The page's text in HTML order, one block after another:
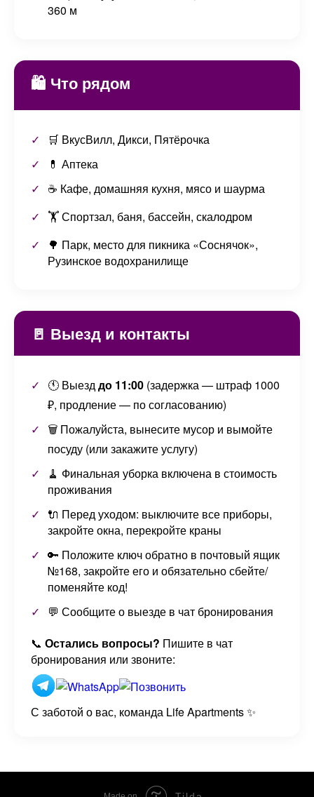
360 м
🛍️ Что рядом
🛒 ВкусВилл, Дикси, Пятёрочка
💊 Аптека
☕ Кафе, домашняя кухня, мясо и шаурма
🏋️ Спортзал, баня, бассейн, скалодром
🌳 Парк, место для пикника «Соснячок»,
Рузинское водохранилище
🚪 Выезд и контакты
🕚 Выезддо 11:00 (задержка — штраф 1000
₽, продление — по согласованию)
🗑️ Пожалуйста, вынесите мусор и вымойте
посуду (или закажите услугу)
🧹 Финальная уборка включена в стоимость
проживания
🔌 Перед уходом: выключите все приборы,
закройте окна, перекройте краны
🔑 Положите ключ обратно в почтовый ящик
№168, закройте его и обязательно сбейте/
поменяйте код!
💬 Сообщите о выезде в чат бронирования
📞 Остались вопросы? Пишите в чат
бронирования или звоните:
С заботой о вас, команда Life Apartments ✨